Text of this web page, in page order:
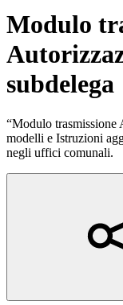
Modulo
subdelega
“Modulo trasmissione
modelli e Istruzioni
negli uffici comunali.